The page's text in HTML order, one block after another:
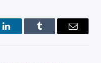
LinkedInTumblr Email